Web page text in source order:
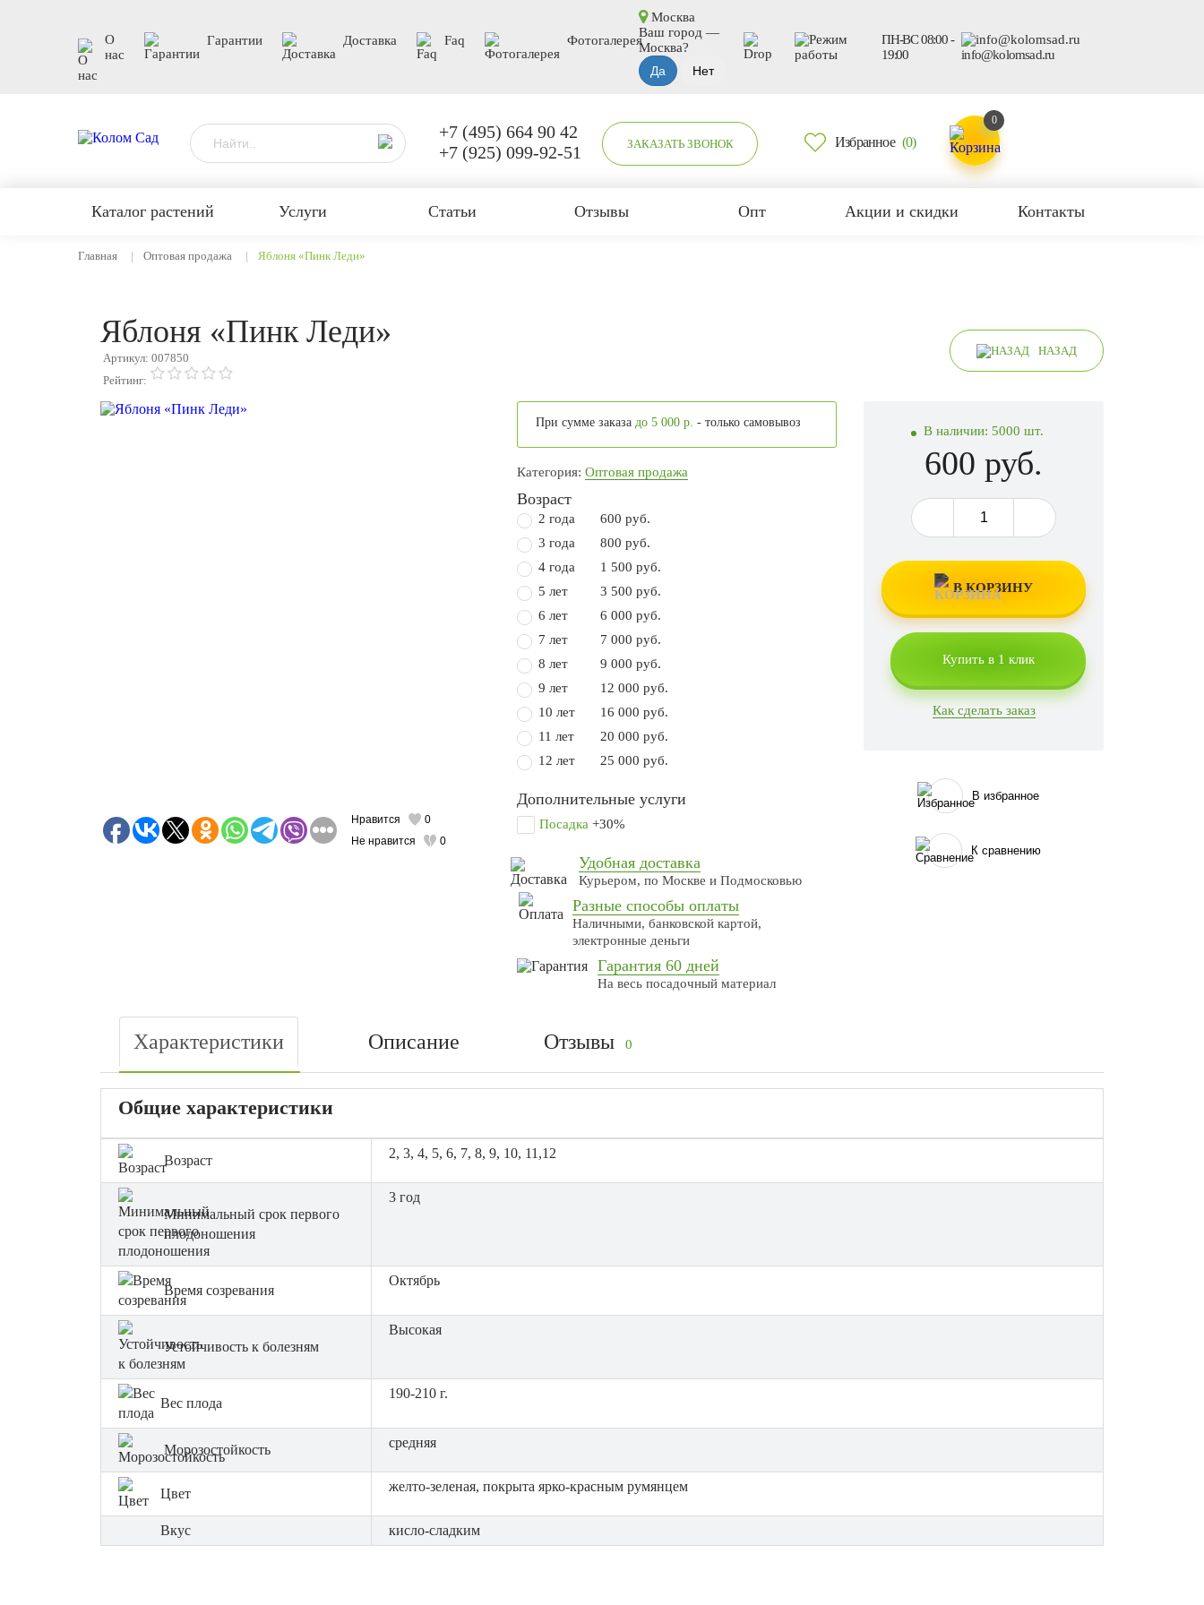
О
нас
Гарантии Доставка Faq Фотогалерея
Москва
Ваш город —
Москва?
ПН-ВС 08:00 -
19:00
info@kolomsad.ru
+7 (495) 664 90 42
+7 (925) 099-92-51
ЗАКАЗАТЬ ЗВОНОК Избранное (0)
0
Каталог растений Услуги Статьи Отзывы Опт Акции и скидки Контакты
Главная Оптовая продажа Яблоня «Пинк Леди»
Яблоня «Пинк Леди»
Артикул: 007850
Рейтинг:
НАЗАД
Нравится
0
Не нравится
0
При сумме заказадо 5 000 р. - только самовывоз
Категория:Оптовая продажа
Возраст
2 года
600 руб.
3 года
800 руб.
4 года
1 500 руб.
5 лет
3 500 руб.
6 лет
6 000 руб.
7 лет
7 000 руб.
8 лет
9 000 руб.
9 лет
12 000 руб.
10 лет
16 000 руб.
11 лет
20 000 руб.
12 лет
25 000 руб.
Дополнительные услуги
Посадка +30%
Удобная доставка
Курьером, по Москве и Подмосковью
Разные способы оплаты
Наличными, банковской картой,
электронные деньги
Гарантия 60 дней
На весь посадочный материал
В наличии: 5000 шт.
600 руб.
В КОРЗИНУ
Купить в 1 клик
Как сделать заказ
В избранное
К сравнению
Характеристики Описание Отзывы 0
Общие характеристики
Возраст 2, 3, 4, 5, 6, 7, 8, 9, 10, 11,12
Минимальный срок первого
плодоношения
3 год
Время созревания
Октябрь
Устойчивость к болезням
Высокая
Вес плода
190-210 г.
Морозостойкость средняя
Цвет желто-зеленая, покрыта ярко-красным румянцем
Вкус кисло-сладким